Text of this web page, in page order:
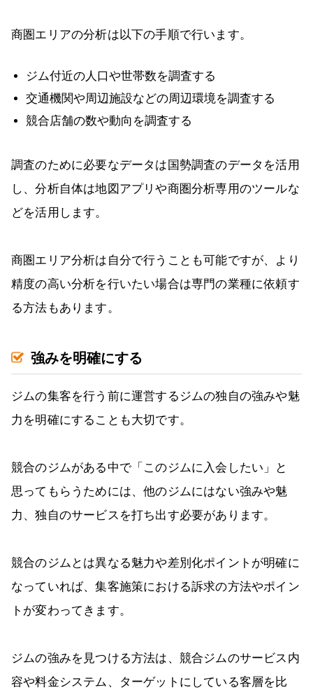
商圏エリアの分析は以下の手順で行います。
ジム付近の人口や世帯数を調査する
交通機関や周辺施設などの周辺環境を調査する
競合店舗の数や動向を調査する
調査のために必要なデータは国勢調査のデータを活用
し、分析自体は地図アプリや商圏分析専用のツールな
どを活用します。
商圏エリア分析は自分で行うことも可能ですが、より
精度の高い分析を行いたい場合は専門の業種に依頼す
る方法もあります。
強みを明確にする
ジムの集客を行う前に運営するジムの独自の強みや魅
力を明確にすることも大切です。
競合のジムがある中で「このジムに入会したい」と
思ってもらうためには、他のジムにはない強みや魅
力、独自のサービスを打ち出す必要があります。
競合のジムとは異なる魅力や差別化ポイントが明確に
なっていれば、集客施策における訴求の方法やポイン
トが変わってきます。
ジムの強みを見つける方法は、競合ジムのサービス内
容や料金システム、ターゲットにしている客層を比